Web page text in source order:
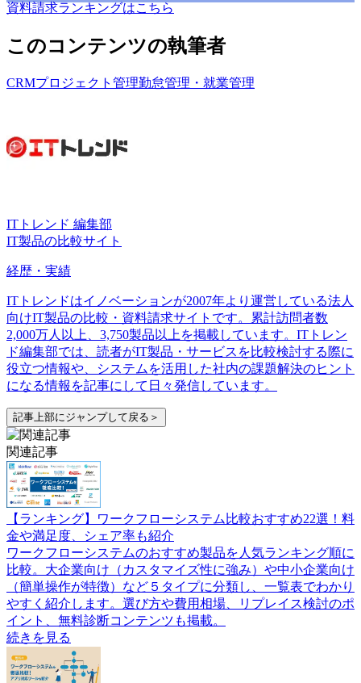
資料請求ランキングはこちら
このコンテンツの執筆者
CRMプロジェクト管理勤怠管理・就業管理
ITトレンド 編集部
IT製品の比較サイト
経歴・実績
ITトレンドはイノベーションが2007年より運営している法人
向けIT製品の比較・資料請求サイトです。累計訪問者数
2,000万人以上、3,750製品以上を掲載しています。ITトレン
ド編集部では、読者がIT製品・サービスを比較検討する際に
役立つ情報や、システムを活用した社内の課題解決のヒント
になる情報を記事にして日々発信しています。
記事上部にジャンプして戻る＞
関連記事
【ランキング】ワークフローシステム比較おすすめ22選！料
金や満足度、シェア率も紹介
ワークフローシステムのおすすめ製品を人気ランキング順に
比較。大企業向け（カスタマイズ性に強み）や中小企業向け
（簡単操作が特徴）など５タイプに分類し、一覧表でわかり
やすく紹介します。選び方や費用相場、リプレイス検討のポ
イント、無料診断コンテンツも掲載。
続きを見る